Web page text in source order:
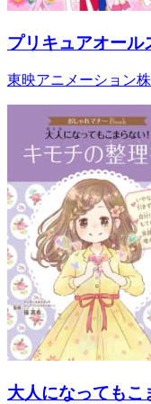
プリキュアオール
東映アニメーション
大人になってもこ